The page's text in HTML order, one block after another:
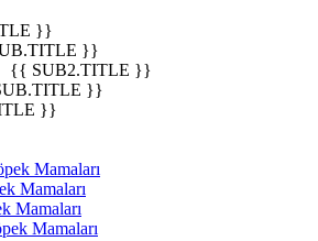
}}
}}
{{ SUB2.TITLE }}
}}
}}
Mamaları
Mamaları
Mamaları
Mamaları